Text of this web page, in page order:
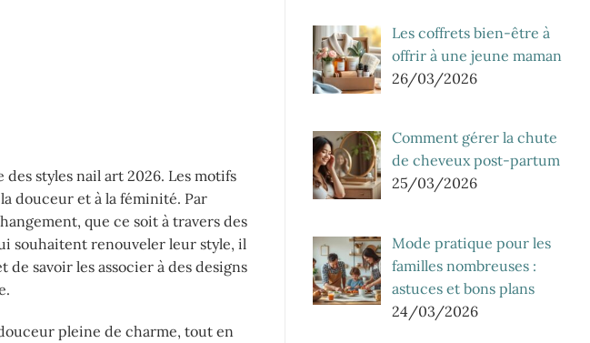
styles nail art 2026. Les motifs
douceur et à la féminité. Par
que ce soit à travers des
souhaitent renouveler leur style, il
savoir les associer à des designs
pleine de charme, tout en
Les coffrets bien-être à
offrir à une jeune maman
26/03/2026
Comment gérer la chute
de cheveux post-partum
25/03/2026
Mode pratique pour les
familles nombreuses :
astuces et bons plans
24/03/2026